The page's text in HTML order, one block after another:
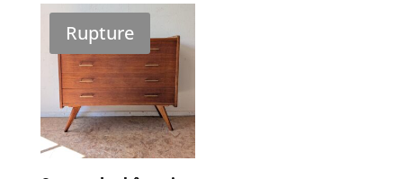
Rupture